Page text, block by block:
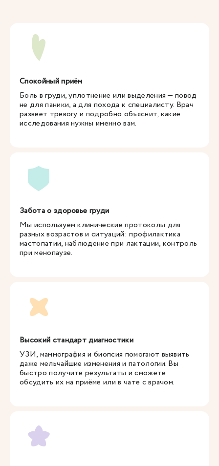
Спокойный приём
Боль в груди, уплотнение или выделения — повод
не для паники, а для похода к специалисту. Врач
развеет тревогу и подробно объяснит, какие
исследования нужны именно вам.
Забота о здоровье груди
Мы используем клинические протоколы для
разных возрастов и ситуаций: профилактика
мастопатии, наблюдение при лактации, контроль
при менопаузе.
Высокий стандарт диагностики
УЗИ, маммография и биопсия помогают выявить
даже мельчайшие изменения и патологии. Вы
быстро получите результаты и сможете
обсудить их на приёме или в чате с врачом.